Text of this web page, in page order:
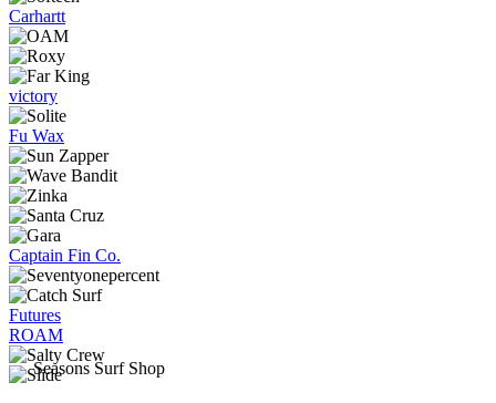
Carhartt
victory
Fu Wax
Captain Fin Co.
Futures
ROAM
Seasons Surf Shop